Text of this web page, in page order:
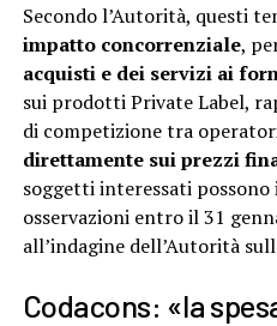
Secondo l’Autorità, questi
impatto concorrenziale,
acquisti e dei servizi ai
sui prodotti Private Label,
di competizione tra
direttamente sui prezzi
soggetti interessati
osservazioni entro il 31
all’indagine dell’Autorità
Codacons: «la